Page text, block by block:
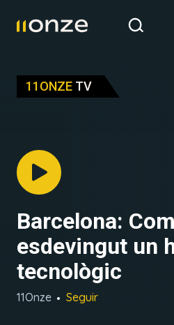
11ONZE TV
Barcelona:
esdevingut un
tecnològic
11Onze Seguir